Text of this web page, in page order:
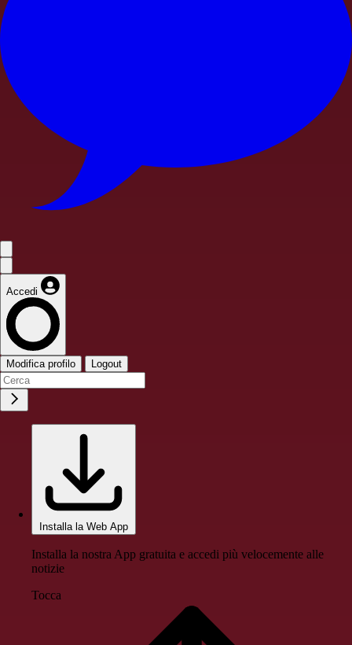
Accedi
Modifica profilo Logout
Installa la Web App
Installa la nostra App gratuita e accedi più velocemente alle
notizie
Tocca